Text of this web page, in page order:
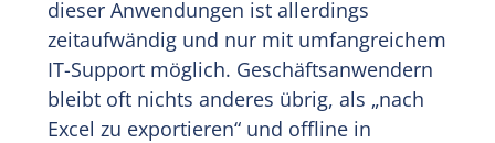
dieser Anwendungen ist allerdings
zeitaufwändig und nur mit umfangreichem
IT-Support möglich. Geschäftsanwendern
bleibt oft nichts anderes übrig, als „nach
Excel zu exportieren“ und offline in